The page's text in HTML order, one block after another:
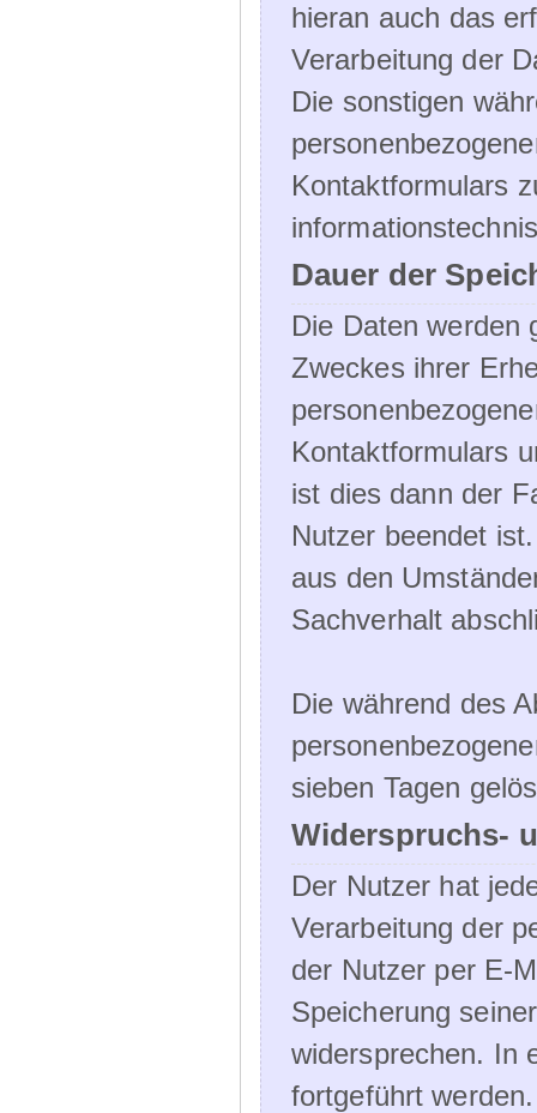
hieran auch das
Verarbeitung der
Die sonstigen
Kontaktformulars
Dauer der
Die Daten werden
Zweckes ihrer
Kontaktformulars
ist dies dann der
Nutzer beendet
aus den
Sachverhalt
Die während des
sieben Tagen
Widerspruchs-
Der Nutzer hat
Verarbeitung der
der Nutzer per E-
Speicherung
widersprechen. In
fortgeführt werden.